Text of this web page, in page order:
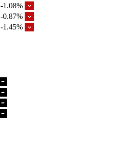
-1.08%
-0.87%
-1.45%